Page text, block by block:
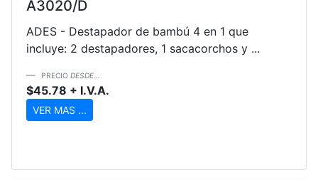
A3020/D
ADES - Destapador de bambú 4 en 1 que
incluye: 2 destapadores, 1 sacacorchos y ...
PRECIO DESDE...
$45.78 + I.V.A.
VER MAS ...